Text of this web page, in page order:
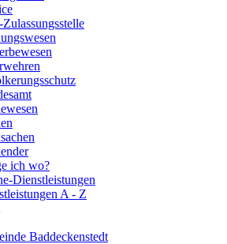
ich wo?
Dienstleistungen
A - Z
Baddeckenstedt